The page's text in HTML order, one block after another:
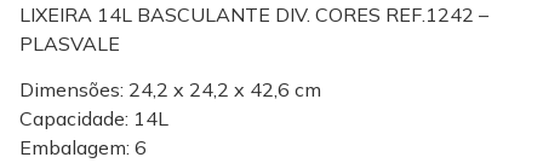
LIXEIRA 14L BASCULANTE DIV. CORES REF.1242 –
PLASVALE
Dimensões: 24,2 x 24,2 x 42,6 cm
Capacidade: 14L
Embalagem: 6